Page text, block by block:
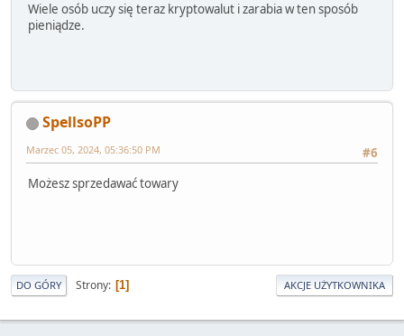
Wiele osób uczy się teraz kryptowalut i zarabia w ten sposób
pieniądze.
SpellsoPP
#6
Marzec 05, 2024, 05:36:50 PM
Możesz sprzedawać towary
DO GÓRY Strony 1 AKCJE UŻYTKOWNIKA